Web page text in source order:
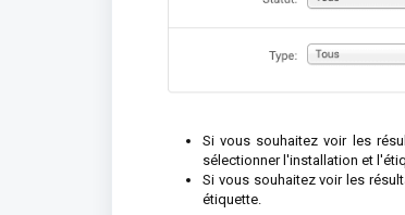
Si vous souhaitez voir les
sélectionner l'installation et
Si vous souhaitez voir les
étiquette.